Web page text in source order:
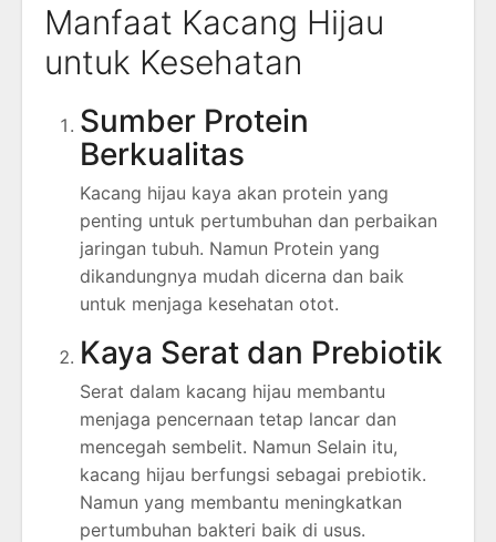
Manfaat Kacang Hijau
untuk Kesehatan
Sumber Protein
Berkualitas
Kacang hijau kaya akan protein yang
penting untuk pertumbuhan dan perbaikan
jaringan tubuh. Namun Protein yang
dikandungnya mudah dicerna dan baik
untuk menjaga kesehatan otot.
Kaya Serat dan Prebiotik
Serat dalam kacang hijau membantu
menjaga pencernaan tetap lancar dan
mencegah sembelit. Namun Selain itu,
kacang hijau berfungsi sebagai prebiotik.
Namun yang membantu meningkatkan
pertumbuhan bakteri baik di usus.